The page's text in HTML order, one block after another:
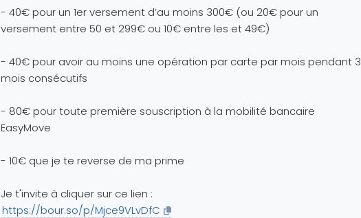
- 40€ pour un 1er versement d’au moins 300€ (ou 20€ pour un
versement entre 50 et 299€ ou 10€ entre les et 49€)
- 40€ pour avoir au moins une opération par carte par mois pendant 3
mois consécutifs
- 80€ pour toute première souscription à la mobilité bancaire
EasyMove
- 10€ que je te reverse de ma prime
Je t'invite à cliquer sur ce lien :
https://bour.so/p/Mjce9VLvDfC